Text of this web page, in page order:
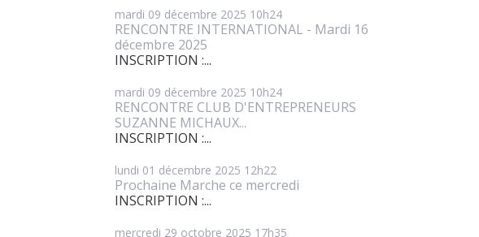
mardi 09 décembre 2025 10h24
RENCONTRE INTERNATIONAL - Mardi 16
décembre 2025
INSCRIPTION :...
mardi 09 décembre 2025 10h24
RENCONTRE CLUB D'ENTREPRENEURS
SUZANNE MICHAUX...
INSCRIPTION :...
lundi 01 décembre 2025 12h22
Prochaine Marche ce mercredi
INSCRIPTION :...
mercredi 29 octobre 2025 17h35